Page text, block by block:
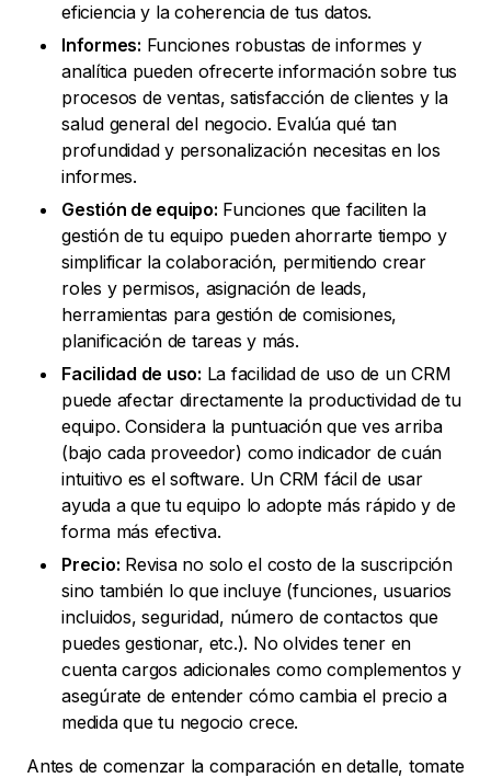
eficiencia y la coherencia de tus datos.
Informes: Funciones robustas de informes y
analítica pueden ofrecerte información sobre tus
procesos de ventas, satisfacción de clientes y la
salud general del negocio. Evalúa qué tan
profundidad y personalización necesitas en los
informes.
Gestión de equipo: Funciones que faciliten la
gestión de tu equipo pueden ahorrarte tiempo y
simplificar la colaboración, permitiendo crear
roles y permisos, asignación de leads,
herramientas para gestión de comisiones,
planificación de tareas y más.
Facilidad de uso: La facilidad de uso de un CRM
puede afectar directamente la productividad de tu
equipo. Considera la puntuación que ves arriba
(bajo cada proveedor) como indicador de cuán
intuitivo es el software. Un CRM fácil de usar
ayuda a que tu equipo lo adopte más rápido y de
forma más efectiva.
Precio: Revisa no solo el costo de la suscripción
sino también lo que incluye (funciones, usuarios
incluidos, seguridad, número de contactos que
puedes gestionar, etc.). No olvides tener en
cuenta cargos adicionales como complementos y
asegúrate de entender cómo cambia el precio a
medida que tu negocio crece.
Antes de comenzar la comparación en detalle, tomate